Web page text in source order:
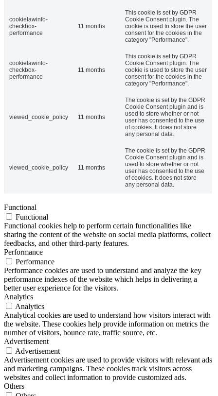
cookielawinfo-
checkbox-
performance
11 months
This cookie is set by GDPR
Cookie Consent plugin. The
cookie is used to store the user
consent for the cookies in the
category "Performance".
cookielawinfo-
checkbox-
performance
11 months
This cookie is set by GDPR
Cookie Consent plugin. The
cookie is used to store the user
consent for the cookies in the
category "Performance".
viewed_cookie_policy 11 months
The cookie is set by the GDPR
Cookie Consent plugin and is
used to store whether or not
user has consented to the use
of cookies. It does not store
any personal data.
viewed_cookie_policy 11 months
The cookie is set by the GDPR
Cookie Consent plugin and is
used to store whether or not
user has consented to the use
of cookies. It does not store
any personal data.
Functional
Functional
Functional cookies help to perform certain functionalities like
sharing the content of the website on social media platforms, collect
feedbacks, and other third-party features.
Performance
Performance
Performance cookies are used to understand and analyze the key
performance indexes of the website which helps in delivering a
better user experience for the visitors.
Analytics
Analytics
Analytical cookies are used to understand how visitors interact with
the website. These cookies help provide information on metrics the
number of visitors, bounce rate, traffic source, etc.
Advertisement
Advertisement
Advertisement cookies are used to provide visitors with relevant ads
and marketing campaigns. These cookies track visitors across
websites and collect information to provide customized ads.
Others